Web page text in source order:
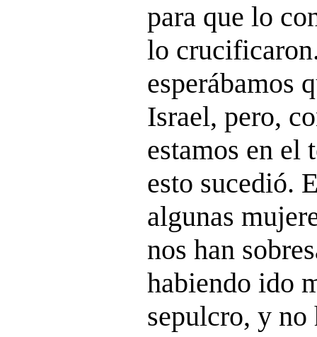
para que lo
lo
esperábamos
Israel, pero,
estamos en el
esto sucedió.
algunas
nos han
habiendo ido
sepulcro, y no